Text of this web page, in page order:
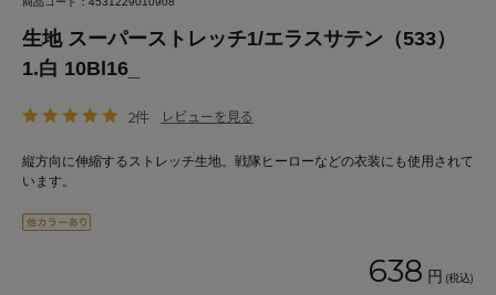
生地 スーパーストレッチ1/エラスサテン（533）
1.白 10Bl16_
2件 レビューを見る
縦方向に伸縮するストレッチ生地。戦隊ヒーローなどの衣装にも使用されて
います。
638 円 (税込)